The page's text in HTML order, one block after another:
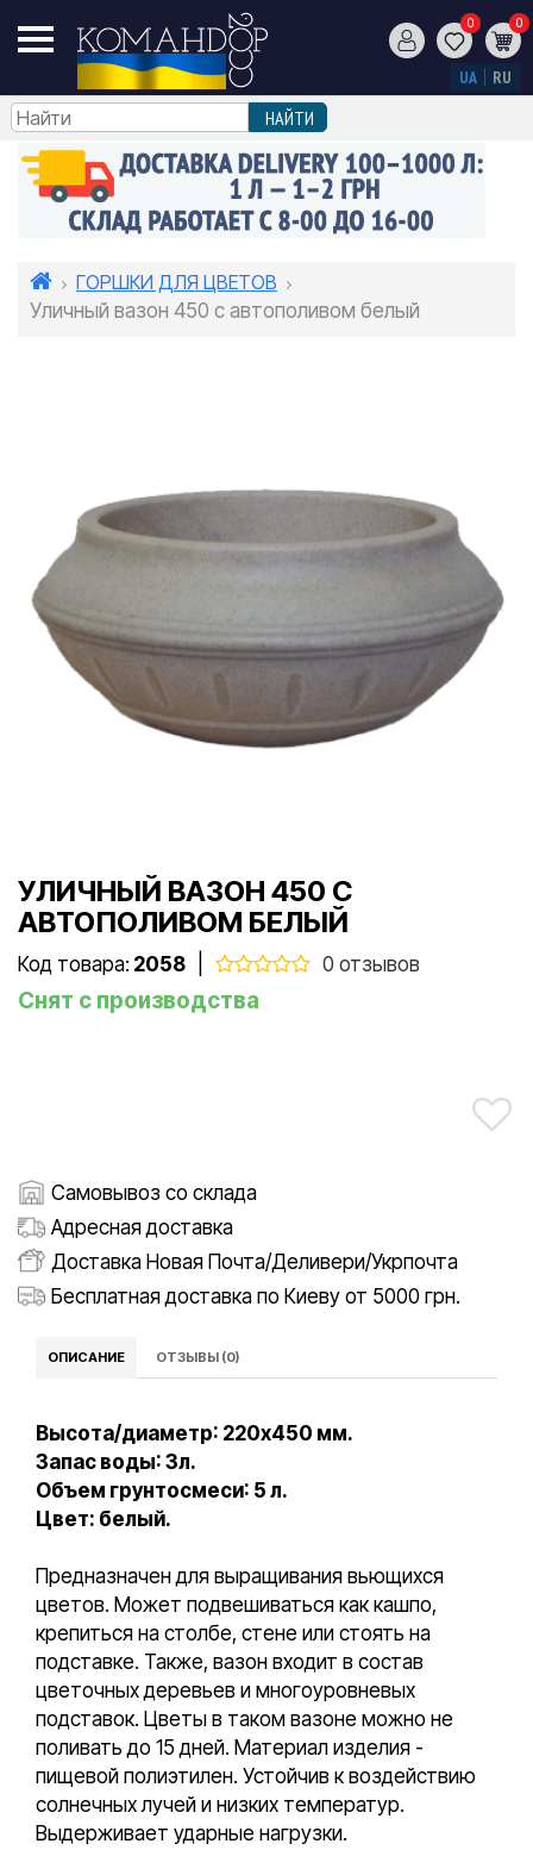
0 0
UA RU
ГОРШКИ ДЛЯ ЦВЕТОВ
Уличный вазон 450 с автополивом белый
УЛИЧНЫЙ ВАЗОН 450 С
АВТОПОЛИВОМ БЕЛЫЙ
Код товара: 2058 0 отзывов
Снят с производства
Самовывоз со склада
Адресная доставка
Доставка Новая Почта/Деливери/Укрпочта
Бесплатная доставка по Киеву от 5000 грн.
ОПИСАНИЕ ОТЗЫВЫ (0)
Высота/диаметр: 220x450 мм.
Запас воды: 3л.
Объем грунтосмеси: 5 л.
Цвет: белый.
Предназначен для выращивания вьющихся
цветов. Может подвешиваться как кашпо,
крепиться на столбе, стене или стоять на
подставке. Также, вазон входит в состав
цветочных деревьев и многоуровневых
подставок. Цветы в таком вазоне можно не
поливать до 15 дней. Материал изделия -
пищевой полиэтилен. Устойчив к воздействию
солнечных лучей и низких температур.
Выдерживает ударные нагрузки.